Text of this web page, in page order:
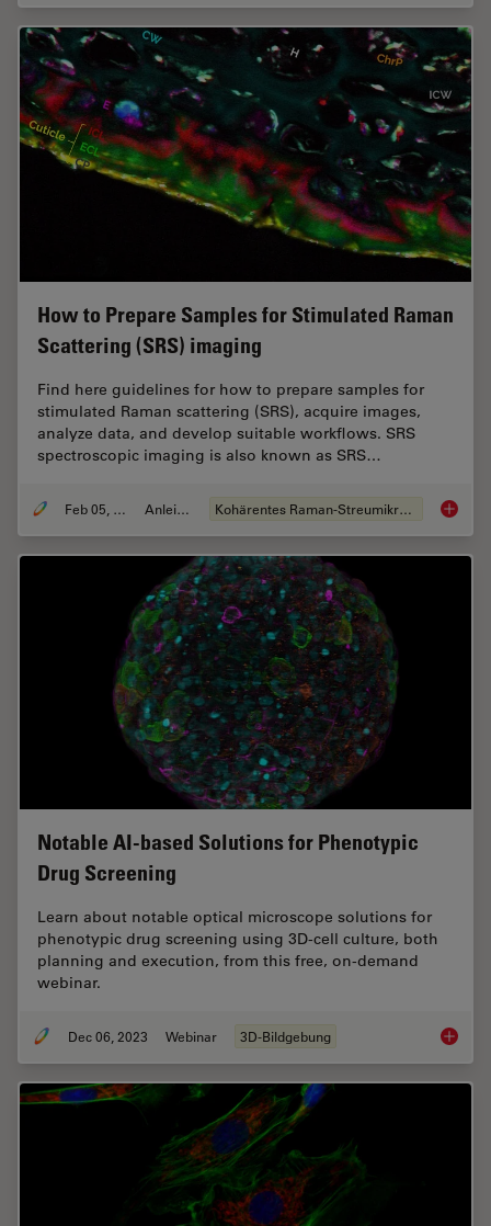
How to Prepare Samples for Stimulated Raman
Scattering (SRS) imaging
Find here guidelines for how to prepare samples for
stimulated Raman scattering (SRS), acquire images,
analyze data, and develop suitable workflows. SRS
spectroscopic imaging is also known as SRS…
Feb 05, 2024 Anleitung Kohärentes Raman-Streumikroskop (CRS) How to
Notable AI-based Solutions for Phenotypic
Drug Screening
Learn about notable optical microscope solutions for
phenotypic drug screening using 3D-cell culture, both
planning and execution, from this free, on-demand
webinar.
Dec 06, 2023 Webinar 3D-Bildgebung